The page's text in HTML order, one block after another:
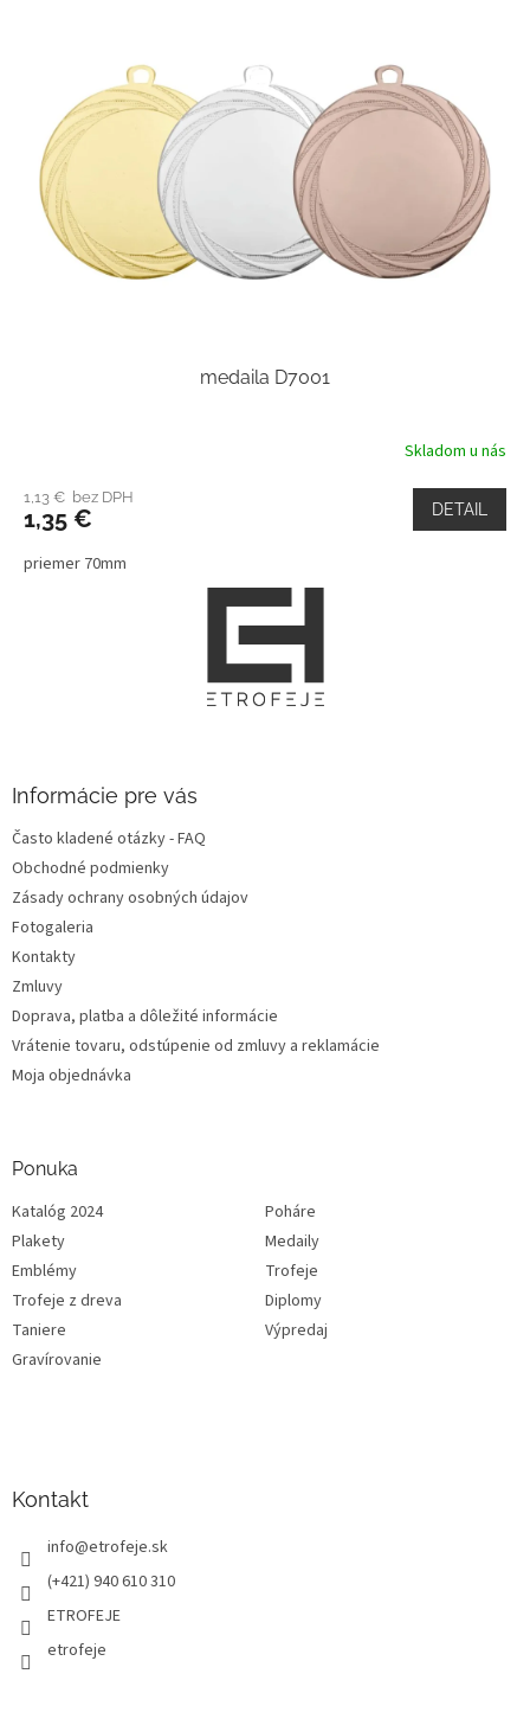
medaila D7001
Skladom u nás
1,13 € bez DPH
1,35 € DETAIL
priemer 70mm
Informácie pre vás
Často kladené otázky - FAQ
Obchodné podmienky
Zásady ochrany osobných údajov
Fotogaleria
Kontakty
Zmluvy
Doprava, platba a dôležité informácie
Vrátenie tovaru, odstúpenie od zmluvy a reklamácie
Moja objednávka
Ponuka
Katalóg 2024
Poháre
Plakety
Medaily
Emblémy
Trofeje
Trofeje z dreva
Diplomy
Taniere
Výpredaj
Gravírovanie
Kontakt
info@etrofeje.sk
(+421) 940 610 310
ETROFEJE
etrofeje